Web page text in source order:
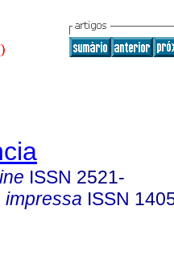
ISSN 2521-
impressa ISSN